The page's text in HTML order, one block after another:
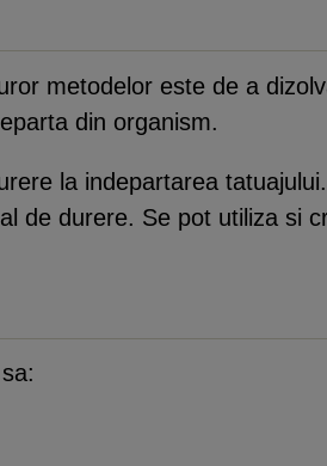
metodelor este de a
din organism.
la indepartarea
de durere. Se pot utiliza si